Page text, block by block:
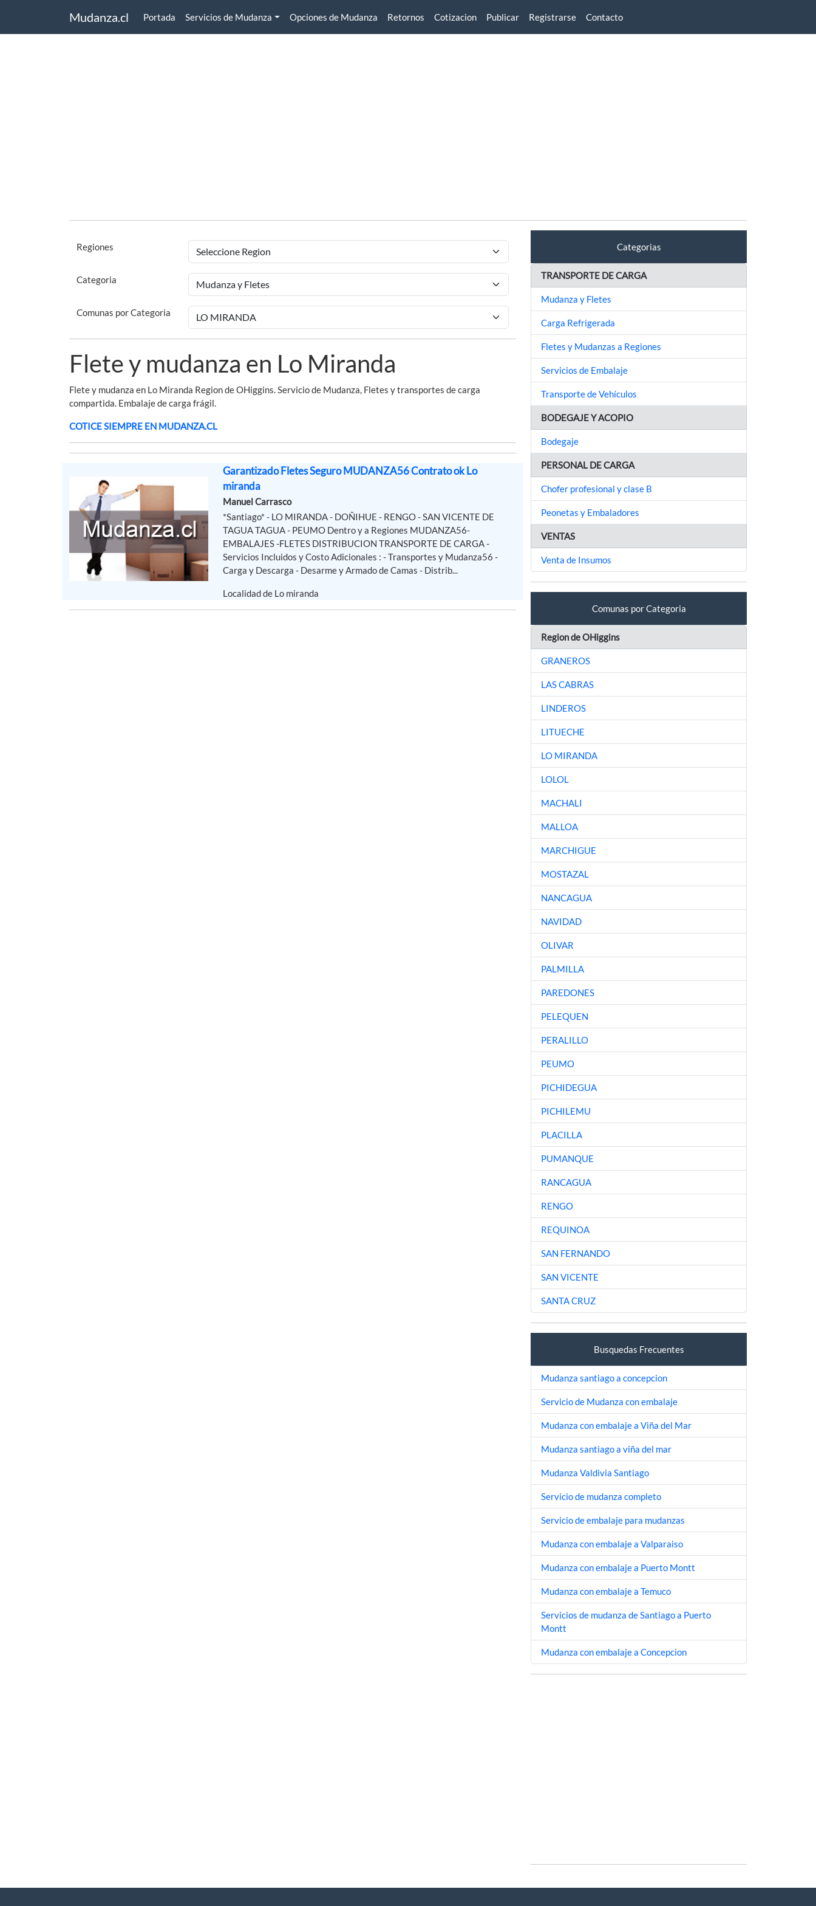
Mudanza.cl Portada Servicios de Mudanza Opciones de Mudanza Retornos Cotizacion Publicar Registrarse Contacto
Regiones
Categoria
Comunas por Categoria
Flete y mudanza en Lo Miranda
Flete y mudanza en Lo Miranda Region de OHiggins. Servicio de Mudanza, Fletes y transportes de carga
compartida. Embalaje de carga frágil.
COTICE SIEMPRE EN MUDANZA.CL
Garantizado Fletes Seguro MUDANZA56 Contrato ok Lo
miranda
Manuel Carrasco
*Santiago* - LO MIRANDA - DOÑIHUE - RENGO - SAN VICENTE DE
TAGUA TAGUA - PEUMO Dentro y a Regiones MUDANZA56-
EMBALAJES -FLETES DISTRIBUCION TRANSPORTE DE CARGA -
Servicios Incluidos y Costo Adicionales : - Transportes y Mudanza56 -
Carga y Descarga - Desarme y Armado de Camas - Distrib...
Localidad de Lo miranda
Categorias
TRANSPORTE DE CARGA
Mudanza y Fletes
Carga Refrigerada
Fletes y Mudanzas a Regiones
Servicios de Embalaje
Transporte de Vehículos
BODEGAJE Y ACOPIO
Bodegaje
PERSONAL DE CARGA
Chofer profesional y clase B
Peonetas y Embaladores
VENTAS
Venta de Insumos
Comunas por Categoria
Region de OHiggins
GRANEROS
LAS CABRAS
LINDEROS
LITUECHE
LO MIRANDA
LOLOL
MACHALI
MALLOA
MARCHIGUE
MOSTAZAL
NANCAGUA
NAVIDAD
OLIVAR
PALMILLA
PAREDONES
PELEQUEN
PERALILLO
PEUMO
PICHIDEGUA
PICHILEMU
PLACILLA
PUMANQUE
RANCAGUA
RENGO
REQUINOA
SAN FERNANDO
SAN VICENTE
SANTA CRUZ
Busquedas Frecuentes
Mudanza santiago a concepcion
Servicio de Mudanza con embalaje
Mudanza con embalaje a Viña del Mar
Mudanza santiago a viña del mar
Mudanza Valdivia Santiago
Servicio de mudanza completo
Servicio de embalaje para mudanzas
Mudanza con embalaje a Valparaiso
Mudanza con embalaje a Puerto Montt
Mudanza con embalaje a Temuco
Servicios de mudanza de Santiago a Puerto
Montt
Mudanza con embalaje a Concepcion